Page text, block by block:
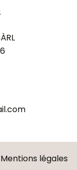
Mentions légales